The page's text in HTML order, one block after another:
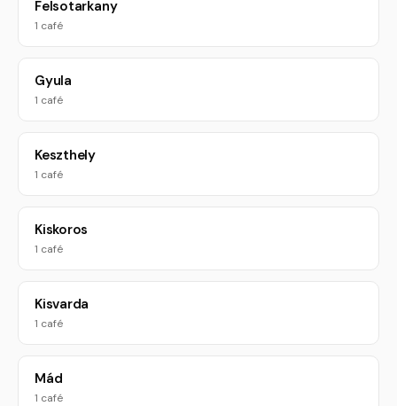
Felsotarkany
1 café
Gyula
1 café
Keszthely
1 café
Kiskoros
1 café
Kisvarda
1 café
Mád
1 café